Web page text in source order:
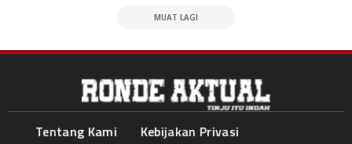
MUAT LAGI
Tentang Kami Kebijakan Privasi